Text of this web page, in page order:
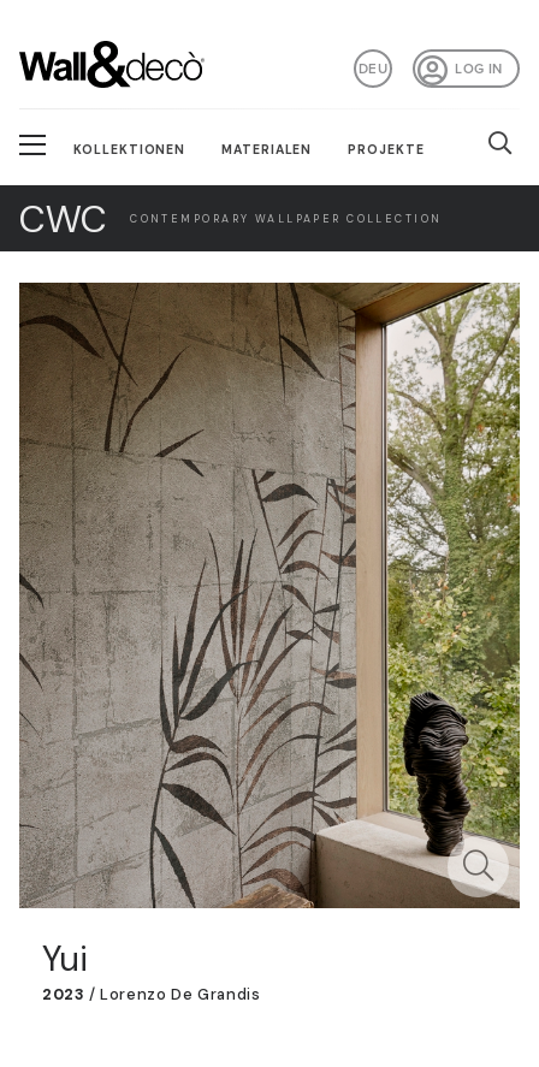
LOG IN
DEU
KOLLEKTIONEN MATERIALEN PROJEKTE
CWC CONTEMPORARY WALLPAPER COLLECTION
Yui
2023 / Lorenzo De Grandis